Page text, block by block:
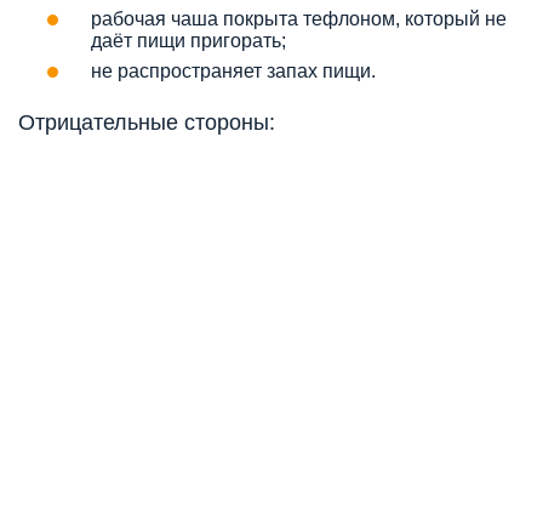
рабочая чаша покрыта тефлоном, который не
даёт пищи пригорать;
не распространяет запах пищи.
Отрицательные стороны: